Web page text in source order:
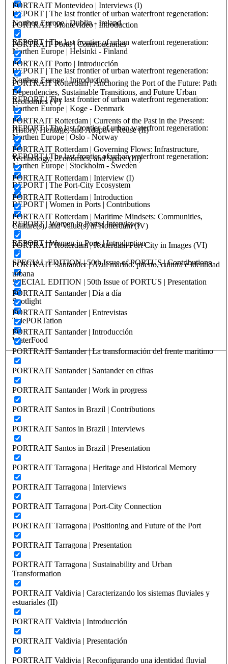
REPORT | The last frontier of urban waterfront regeneration:
Northen Europe | Dublin - Ireland
REPORT | The last frontier of urban waterfront regeneration:
Northen Europe | Helsinki - Finland
REPORT | The last frontier of urban waterfront regeneration:
Northen Europe | Introduction
REPORT | The last frontier of urban waterfront regeneration:
Northen Europe | Koge - Denmark
REPORT | The last frontier of urban waterfront regeneration:
Northen Europe | Oslo - Norway
REPORT | The last frontier of urban waterfront regeneration:
Northen Europe | Stockholm - Sweden
REPORT | The Port-City Ecosystem
REPORT | Women in Ports | Contributions
REPORT | Women in Ports | Interviews
REPORT | Women in Ports | Introduction
SPECIAL EDITION | 50th Issue of PORTUS | Contributions
SPECIAL EDITION | 50th Issue of PORTUS | Presentation
Spotlight
TelePORTation
WaterFood
PORTRAIT Montevideo | Interviews (I)
PORTRAIT Montevideo | Introduction
PORTRAIT Porto | Contribuciones
PORTRAIT Porto | Introducción
PORTRAIT Rotterdam | Anchoring the Port of the Future: Path
Dependencies, Sustainable Transitions, and Future Urban
Economies (V)
PORTRAIT Rotterdam | Currents of the Past in the Present:
History, Heritage, and Adaptive Reuse (II)
PORTRAIT Rotterdam | Governing Flows: Infrastructure,
Technology, Economics, and Space (III)
PORTRAIT Rotterdam | Interview (I)
PORTRAIT Rotterdam | Introduction
PORTRAIT Rotterdam | Maritime Mindsets: Communities,
Culture(s), and Value(s) in Rotterdam (IV)
PORTRAIT Rotterdam | Rotterdam Port City in Images (VI)
PORTRAIT Santander | Azul marino: puerto, cultura e identidad
urbana
PORTRAIT Santander | Día a día
PORTRAIT Santander | Entrevistas
PORTRAIT Santander | Introducción
PORTRAIT Santander | La transformación del frente maritimo
PORTRAIT Santander | Santander en cifras
PORTRAIT Santander | Work in progress
PORTRAIT Santos in Brazil | Contributions
PORTRAIT Santos in Brazil | Interviews
PORTRAIT Santos in Brazil | Presentation
PORTRAIT Tarragona | Heritage and Historical Memory
PORTRAIT Tarragona | Interviews
PORTRAIT Tarragona | Port-City Connection
PORTRAIT Tarragona | Positioning and Future of the Port
PORTRAIT Tarragona | Presentation
PORTRAIT Tarragona | Sustainability and Urban
Transformation
PORTRAIT Valdivia | Caracterizando los sistemas fluviales y
estuariales (II)
PORTRAIT Valdivia | Introducción
PORTRAIT Valdivia | Presentación
PORTRAIT Valdivia | Reconfigurando una identidad fluvial